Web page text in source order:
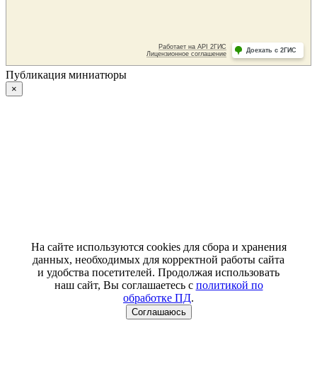
Публикация миниатюры
×
На сайте используются cookies для сбора и хранения
данных, необходимых для корректной работы сайта
и удобства посетителей. Продолжая использовать
наш сайт, Вы соглашаетесь с политикой по
обработке ПД.
Соглашаюсь